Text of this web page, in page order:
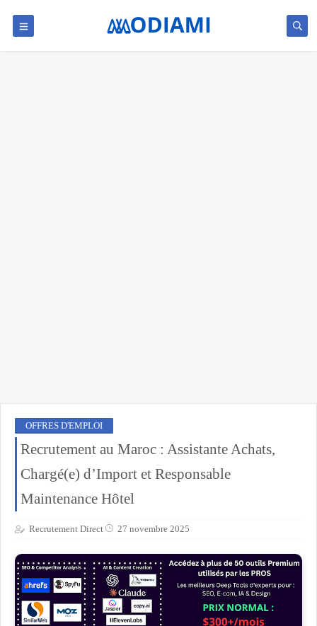
OFFRES D'EMPLOI
Recrutement au Maroc : Assistante Achats,
Chargé(e) d’Import et Responsable
Maintenance Hôtel
Recrutement Direct 27 novembre 2025